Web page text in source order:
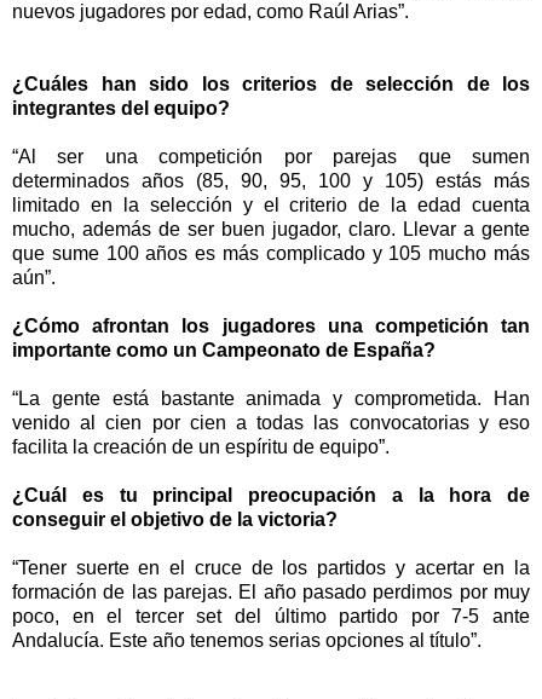
nuevos jugadores por edad, como Raú l Arias”.
¿Cuá les han sido los criterios de selección de los
integrantes del equipo?
“Al ser una competición por parejas que sumen
determinados años (85, 90, 95, 100 y 105) estás más
limitado en la selección y el criterio de la edad cuenta
mucho, además de ser buen jugador, claro. Llevar a gente
que sume 100 años es más complicado y 105 mucho más
aún”.
¿Cómo afrontan los jugadores una competición tan
importante como un Campeonato de España?
“La gente está
bastante animada y comprometida. Han
venido al cien por cien a todas las convocatorias y eso
facilita la creación de un espíritu de equipo”.
¿Cuá l es tu principal preocupación a la hora de
conseguir el objetivo de la victoria?
“Tener suerte en el cruce de los partidos y acertar en la
formación de las parejas. El año pasado perdimos por muy
poco, en el tercer set del ú ltimo partido por 7-5 ante
Andalucía. Este año tenemos serias opciones al título”.